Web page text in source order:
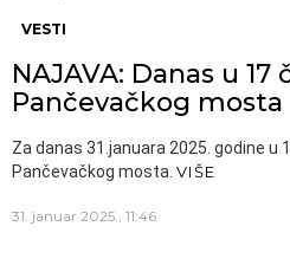
VESTI
NAJAVA: Danas u
Pančevačkog mosta
Za danas 31.januara 2025. godine u
Pančevačkog mosta. VIŠE
31. januar 2025., 11:46